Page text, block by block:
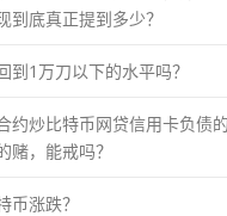
到底真正提到多少？
到1万刀以下的水平吗？
约炒比特币网贷信用卡负债
赌，能戒吗？
币涨跌？